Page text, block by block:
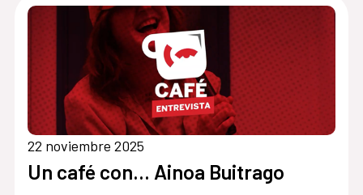
22 noviembre 2025
Un café con... Ainoa Buitrago